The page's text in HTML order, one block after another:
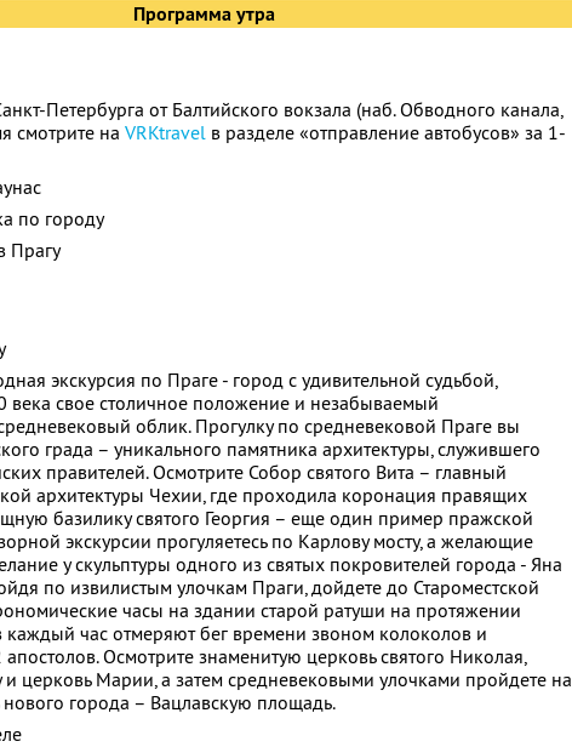
Программа утра
Петербурга от Балтийского вокзала (наб. Обводного канала,
смотрите на VRKtravel в разделе «отправление автобусов» за 1-
по городу
Прагу
экскурсия по Праге - город с удивительной судьбой,
века свое столичное положение и незабываемый
облик. Прогулку по средневековой Праге вы
града – уникального памятника архитектуры, служившего
правителей. Осмотрите Собор святого Вита – главный
архитектуры Чехии, где проходила коронация правящих
базилику святого Георгия – еще один пример пражской
экскурсии прогуляетесь по Карлову мосту, а желающие
у скульптуры одного из святых покровителей города - Яна
по извилистым улочкам Праги, дойдете до Староместской
часы на здании старой ратуши на протяжении
каждый час отмеряют бег времени звоном колоколов и
Осмотрите знаменитую церковь святого Николая,
и церковь Марии, а затем средневековыми улочками пройдете на
города – Вацлавскую площадь.